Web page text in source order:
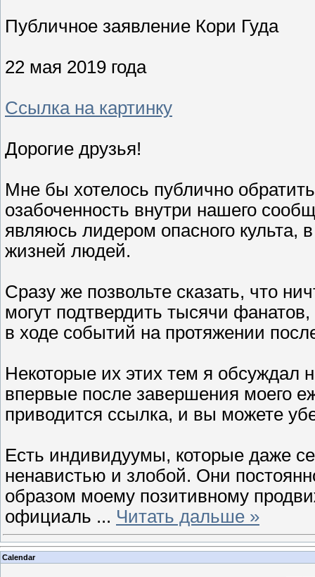
Публичное заявление Кори Гуда
22 мая 2019 года
Ссылка на картинку
Дорогие друзья!
Мне бы хотелось публично
озабоченность внутри нашего
являюсь лидером опасного культа,
жизней людей.
Сразу же позвольте сказать, что
могут подтвердить тысячи
в ходе событий на протяжении
Некоторые их этих тем я обсуждал
впервые после завершения моего
приводится ссылка, и вы можете
Есть индивидуумы, которые даже
ненавистью и злобой. Они
образом моему позитивному
официаль ... Читать дальше »
Calendar